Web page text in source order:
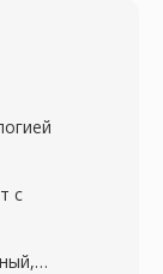
VP9,
—
с